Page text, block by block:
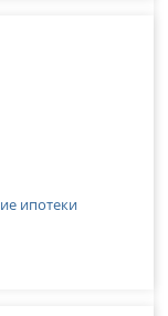
ипотеки